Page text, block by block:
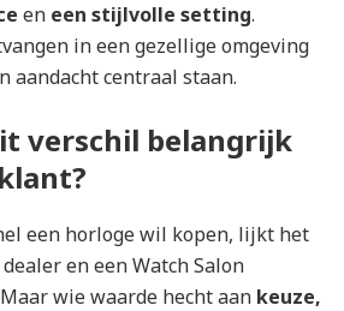
en een stijlvolle setting.
in een gezellige omgeving
aandacht centraal staan.
verschil belangrijk
een horloge wil kopen, lijkt het
en een Watch Salon
wie waarde hecht aan keuze,